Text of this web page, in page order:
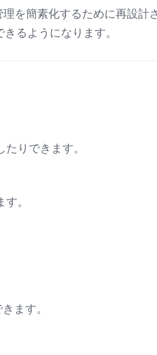
を簡素化するために再設計
るようになります。
りできます。
。
ます。